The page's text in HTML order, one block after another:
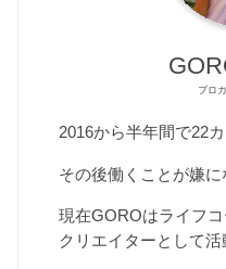
ブロ
2016から半年間で22
その後働くことが嫌に
現在GOROはライフ
クリエイターとして活